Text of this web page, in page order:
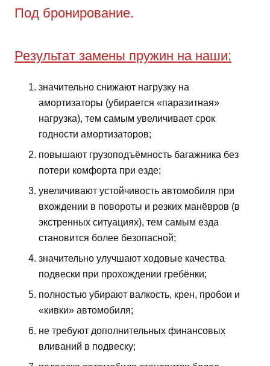
Под бронирование.
Результат замены пружин на наши:
значительно снижают нагрузку на
амортизаторы (убирается «паразитная»
нагрузка), тем самым увеличивает срок
годности амортизаторов;
повышают грузоподъёмность багажника без
потери комфорта при езде;
увеличивают устойчивость автомобиля при
вхождении в повороты и резких манёвров (в
экстренных ситуациях), тем самым езда
становится более безопасной;
значительно улучшают ходовые качества
подвески при прохождении гребёнки;
полностью убирают валкость, крен, пробои и
«кивки» автомобиля;
не требуют дополнительных финансовых
вливаний в подвеску;